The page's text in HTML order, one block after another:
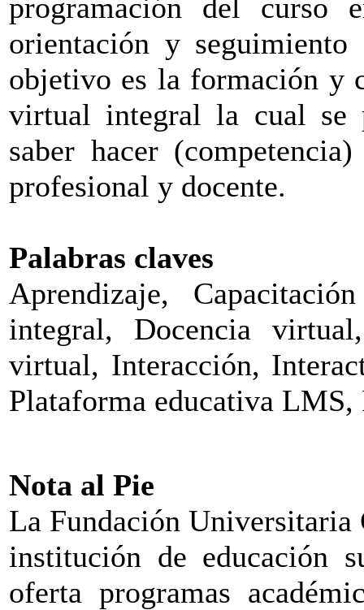
programación del
orientación y seguimiento
objetivo es la formación y
virtual integral la cual se
saber hacer
profesional y docente.
Palabras claves
Aprendizaje,
integral, Docencia
virtual, Interacción,
Plataforma educativa
Nota al Pie
La Fundación
institución de educación
oferta programas